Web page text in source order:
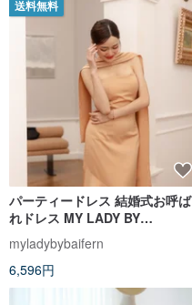
送料無料
パーティードレス 結婚式お呼ば
れドレス MY LADY BY
BAIFERN - ML0464
myladybybaifern
6,596円